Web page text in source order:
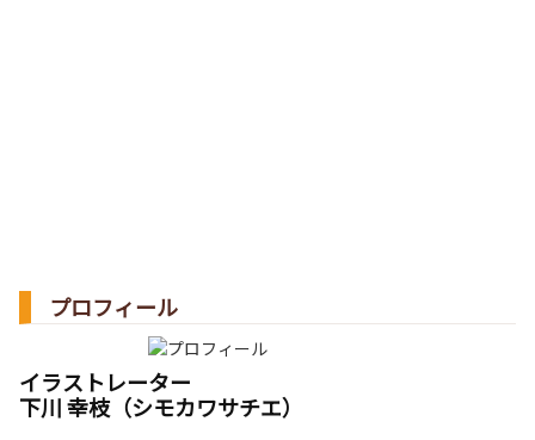
プロフィール
イラストレーター
下川 幸枝（シモカワサチエ）